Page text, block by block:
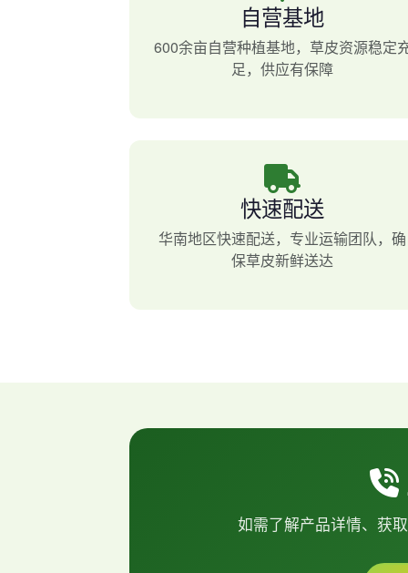
自营基地
600余亩自营种植基地，草皮资源稳定
足，供应有保障
快速配送
华南地区快速配送，专业运输团队，确
保草皮新鲜送达
如需了解产品详情、获